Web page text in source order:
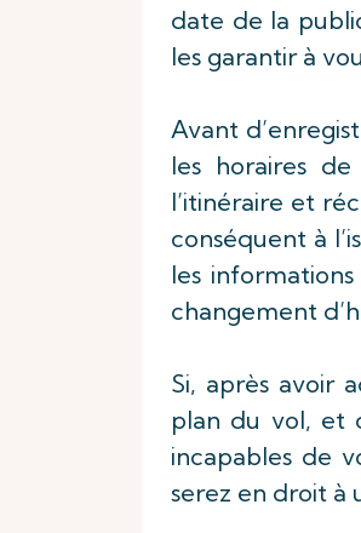
date de la
les garantir à
Avant
les horaires
l’itinéraire et
conséquent à
les
changement
Si, après avoir
plan du vol, et
incapables de
serez en droit à